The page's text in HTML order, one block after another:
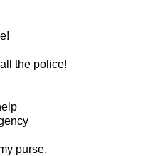
the police!
purse.